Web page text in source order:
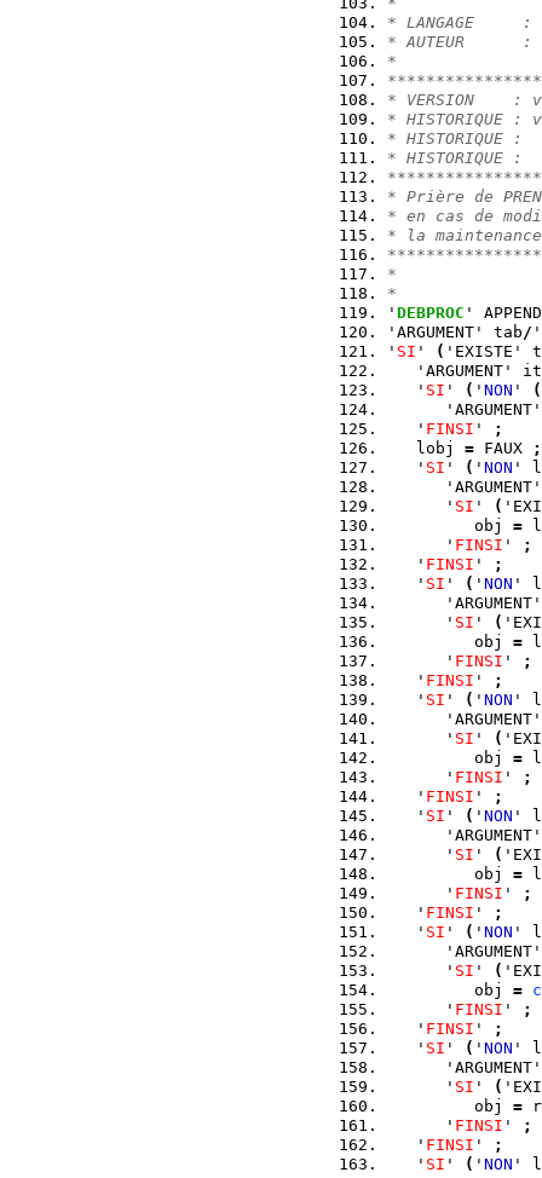
* LANGAGE     :
* AUTEUR      :
*               mél
* VERSION    :
* HISTORIQUE
* HISTORIQUE :
* HISTORIQUE :
* Prière de
* en cas de
* la
*
*
' DEBPROC '
'ARGUMENT' tab/
' SI ' ( 'EXISTE'
'ARGUMENT'
   '
SI ' ( ' NON '
(
   '
FINSI '
;
   lobj
= FAUX
;
   '
SI ' ( ' NON '
      '
SI ' (
         obj
=
      '
FINSI '
;
   '
FINSI '
;
   '
SI ' ( ' NON '
      '
SI ' (
         obj
=
      '
FINSI '
;
   '
FINSI '
;
   '
SI ' ( ' NON '
      '
SI ' (
         obj
=
      '
FINSI '
;
   '
FINSI '
;
   '
SI ' ( ' NON '
      '
SI ' (
         obj
=
      '
FINSI '
;
   '
FINSI '
;
   '
SI ' ( ' NON '
      '
SI ' (
         obj
=
      '
FINSI '
;
   '
FINSI '
;
   '
SI ' ( ' NON '
      '
SI ' (
         obj
=
      '
FINSI '
;
   '
FINSI '
;
   '
SI ' ( ' NON '